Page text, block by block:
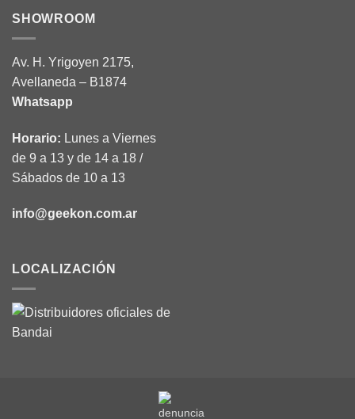
SHOWROOM
Av. H. Yrigoyen 2175,
Avellaneda – B1874
Whatsapp
Horario: Lunes a Viernes
de 9 a 13 y de 14 a 18 /
Sábados de 10 a 13
info@geekon.com.ar
LOCALIZACIÓN